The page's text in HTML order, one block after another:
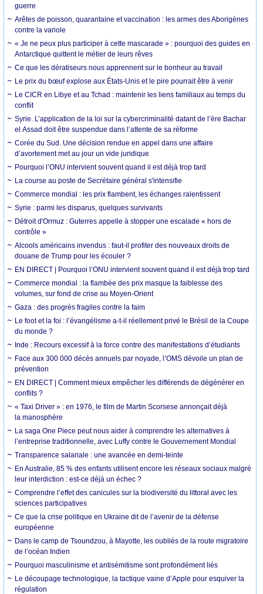
guerre
Arêtes de poisson, quarantaine et vaccination : les armes des Aborigènes
contre la variole
« Je ne peux plus participer à cette mascarade » : pourquoi des guides en
Antarctique quittent le métier de leurs rêves
Ce que les dératiseurs nous apprennent sur le bonheur au travail
Le prix du bœuf explose aux États-Unis et le pire pourrait être à venir
Le CICR en Libye et au Tchad : maintenir les liens familiaux au temps du
conflit
Syrie. L’application de la loi sur la cybercriminalité datant de l’ère Bachar
el Assad doit être suspendue dans l’attente de sa réforme
Corée du Sud. Une décision rendue en appel dans une affaire
d’avortement met au jour un vide juridique
Pourquoi l’ONU intervient souvent quand il est déjà trop tard
La course au poste de Secrétaire général s'intensifie
Commerce mondial : les prix flambent, les échanges ralentissent
Syrie : parmi les disparus, quelques survivants
Détroit d'Ormuz : Guterres appelle à stopper une escalade « hors de
contrôle »
Alcools américains invendus : faut-il profiter des nouveaux droits de
douane de Trump pour les écouler ?
EN DIRECT | Pourquoi l’ONU intervient souvent quand il est déjà trop tard
Commerce mondial : la flambée des prix masque la faiblesse des
volumes, sur fond de crise au Moyen-Orient
Gaza : des progrès fragiles contre la faim
Le foot et la foi : l’évangélisme a-t-il réellement privé le Brésil de la Coupe
du monde ?
Inde : Recours excessif à la force contre des manifestations d’étudiants
Face aux 300 000 décès annuels par noyade, l’OMS dévoile un plan de
prévention
EN DIRECT | Comment mieux empêcher les différends de dégénérer en
conflits ?
« Taxi Driver » : en 1976, le film de Martin Scorsese annonçait déjà
la manosphère
La saga One Piece peut nous aider à comprendre les alternatives à
l’entreprise traditionnelle, avec Luffy contre le Gouvernement Mondial
Transparence salariale : une avancée en demi-teinte
En Australie, 85 % des enfants utilisent encore les réseaux sociaux malgré
leur interdiction : est-ce déjà un échec ?
Comprendre l’effet des canicules sur la biodiversité du littoral avec les
sciences participatives
Ce que la crise politique en Ukraine dit de l’avenir de la défense
européenne
Dans le camp de Tsoundzou, à Mayotte, les oubliés de la route migratoire
de l’océan Indien
Pourquoi masculinisme et antisémitisme sont profondément liés
Le découpage technologique, la tactique vaine d’Apple pour esquiver la
régulation